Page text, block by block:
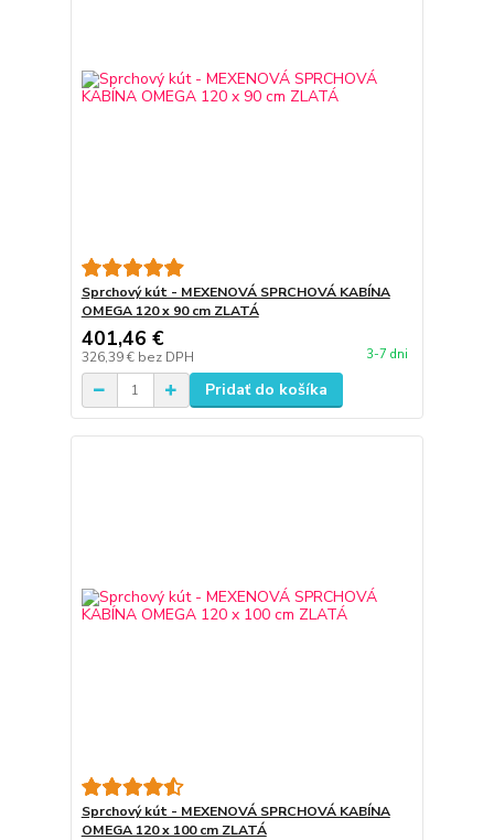
Sprchový kút - MEXENOVÁ SPRCHOVÁ KABÍNA
OMEGA 120 x 90 cm ZLATÁ
401,46 €
326,39 € bez DPH 3-7 dni
Pridať do košíka
Sprchový kút - MEXENOVÁ SPRCHOVÁ KABÍNA
OMEGA 120 x 100 cm ZLATÁ